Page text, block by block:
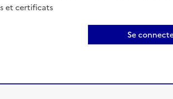
et certificats
Se